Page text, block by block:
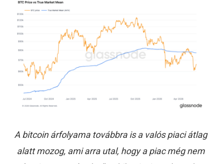
A bitcoin árfolyama továbbra is a valós piaci átlag
alatt mozog, ami arra utal, hogy a piac még nem